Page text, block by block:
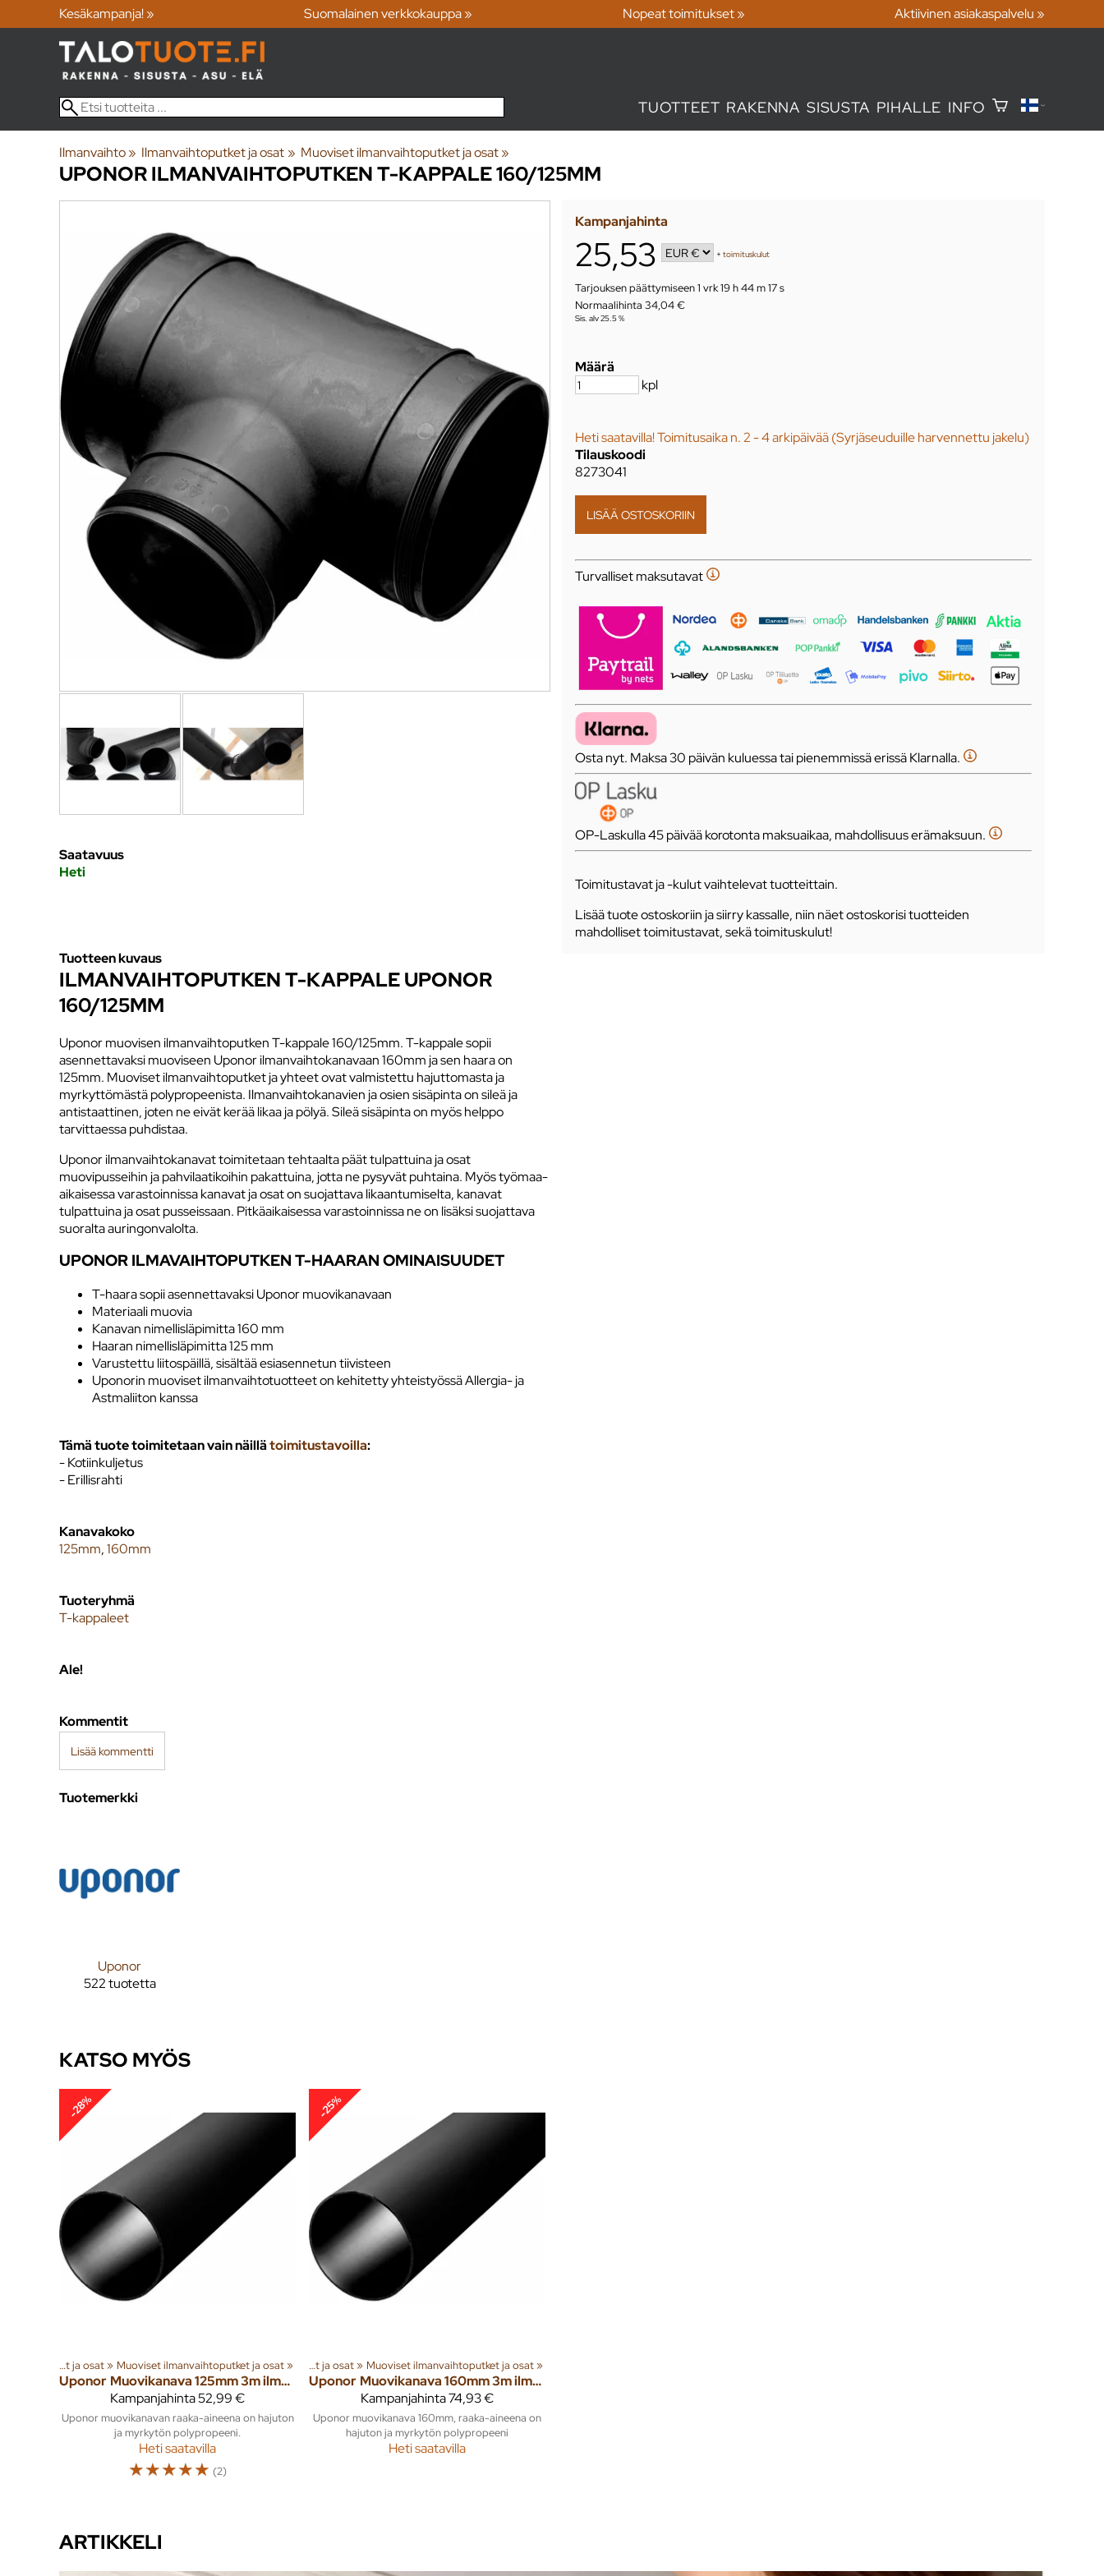
Kesäkampanja! » Suomalainen verkkokauppa » Nopeat toimitukset » Aktiivinen asiakaspalvelu »
TUOTTEET RAKENNA SISUSTA PIHALLE INFO
Ilmanvaihto‪» Ilmanvaihtoputket ja osat ‪» Muoviset ilmanvaihtoputket ja osat ‪»
UPONORILMANVAIHTOPUTKEN T-KAPPALE 160/125MM
Kampanjahinta
25,53 +toimituskulut
Tarjouksen päättymiseen1 vrk 19 h 44 m 15 s
Normaalihinta 34,04 €
Sis. alv 25.5 %
Määrä
kpl
Heti saatavilla! Toimitusaika n. 2 - 4 arkipäivää (Syrjäseuduille harvennettu jakelu)
Tilauskoodi
8273041
Turvalliset maksutavat
Osta nyt. Maksa 30 päivän kuluessa tai pienemmissä erissä Klarnalla.
OP-Laskulla 45 päivää korotonta maksuaikaa, mahdollisuus erämaksuun.
Toimitustavat ja -kulut vaihtelevat tuotteittain.
Lisää tuote ostoskoriin ja siirry kassalle, niin näet ostoskorisi tuotteiden
mahdolliset toimitustavat, sekä toimituskulut!
Saatavuus
Heti
Tuotteen kuvaus
ILMANVAIHTOPUTKEN T-KAPPALE UPONOR
160/125MM
Uponor muovisen ilmanvaihtoputken T-kappale 160/125mm. T-kappale sopii
asennettavaksi muoviseen Uponor ilmanvaihtokanavaan 160mm ja sen haara on
125mm. Muoviset ilmanvaihtoputket ja yhteet ovat valmistettu hajuttomasta ja
myrkyttömästä polypropeenista. Ilmanvaihtokanavien ja osien sisäpinta on sileä ja
antistaattinen, joten ne eivät kerää likaa ja pölyä. Sileä sisäpinta on myös helppo
tarvittaessa puhdistaa.
Uponor ilmanvaihtokanavat toimitetaan tehtaalta päät tulpattuina ja osat
muovipusseihin ja pahvilaatikoihin pakattuina, jotta ne pysyvät puhtaina. Myös työmaa-
aikaisessa varastoinnissa kanavat ja osat on suojattava likaantumiselta, kanavat
tulpattuina ja osat pusseissaan. Pitkäaikaisessa varastoinnissa ne on lisäksi suojattava
suoralta auringonvalolta.
UPONOR ILMAVAIHTOPUTKEN T-HAARAN OMINAISUUDET
T-haara sopii asennettavaksi Uponor muovikanavaan
Materiaali muovia
Kanavan nimellisläpimitta 160 mm
Haaran nimellisläpimitta 125 mm
Varustettu liitospäillä, sisältää esiasennetun tiivisteen
Uponorin muoviset ilmanvaihtotuotteet on kehitetty yhteistyössä Allergia- ja
Astmaliiton kanssa
Tämä tuote toimitetaan vain näillätoimitustavoilla:
- Kotiinkuljetus
- Erillisrahti
Kanavakoko
125mm,160mm
Tuoteryhmä
T-kappaleet
Ale!
Kommentit
Lisää kommentti
Tuotemerkki
Uponor
522 tuotetta
KATSO MYÖS
-28%
Ilmanvaihtoputket ja osat‪» Muoviset ilmanvaihtoputket ja osat‪»
Uponor
Muovikanava 125mm 3m ilmavaihtoputki
Kampanjahinta52,99 €
Uponor muovikanavan raaka-aineena on hajuton
ja myrkytön polypropeeni.
Heti saatavilla
☆☆☆☆☆ (2)
-25%
ja tuotteita ‪» Rakenna‪» Ilmanvaihto‪» Ilmanvaihtoputket ja osat‪» Muoviset ilmanvaihtoputket ja osat‪»
Uponor
Muovikanava 160mm 3m ilmanvaihtoputki
Kampanjahinta74,93 €
Uponor muovikanava 160mm, raaka-aineena on
hajuton ja myrkytön polypropeeni
Heti saatavilla
ARTIKKELI